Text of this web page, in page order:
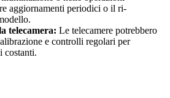
aggiornamenti periodici o il ri-
telecamera: Le telecamere potrebbero
e controlli regolari per
costanti.